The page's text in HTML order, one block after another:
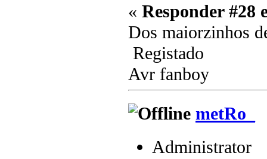
« Responder #28
Dos maiorzinhos
Registado
Avr fanboy
metRo_
Administrator